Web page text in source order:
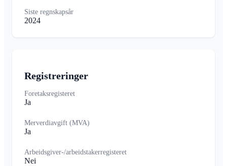
Siste regnskapsår
2024
Registreringer
Foretaksregisteret
Ja
Merverdiavgift (MVA)
Ja
Arbeidsgiver-/arbeidstakerregisteret
Nei